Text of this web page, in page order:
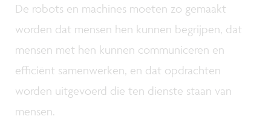
De robots en machines moeten zo gemaakt
worden dat mensen hen kunnen begrijpen, dat
mensen met hen kunnen communiceren en
efficiënt samenwerken, en dat opdrachten
worden uitgevoerd die ten dienste staan van
mensen.